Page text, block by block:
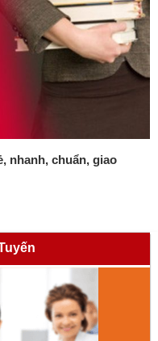
nhanh, chuẩn, giao